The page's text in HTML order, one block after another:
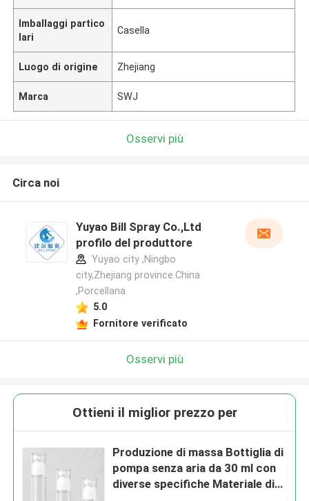
Imballaggi partico
lari
Casella
Luogo di origine Zhejiang
Marca SWJ
Osservi più
Circa noi
Yuyao Bill Spray Co.,Ltd
profilo del produttore
Yuyao city ,Ningbo
city,Zhejiang province.China
,Porcellana
5.0
Fornitore verificato
Osservi più
Ottieni il miglior prezzo per
Produzione di massa Bottiglia di
pompa senza aria da 30 ml con
diverse specifiche Materiale di